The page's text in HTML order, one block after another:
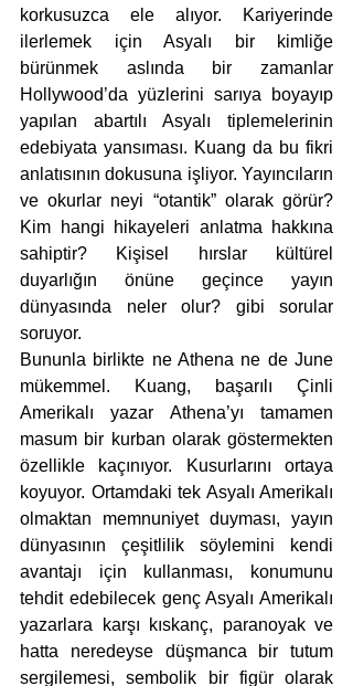
korkusuzca ele alıyor. Kariyerinde
ilerlemek için Asyalı bir kimliğe
bürünmek aslında bir zamanlar
Hollywood’da yüzlerini sarıya boyayıp
yapılan abartılı Asyalı tiplemelerinin
edebiyata yansıması. Kuang da bu fikri
anlatısının dokusuna işliyor. Yayıncıların
ve okurlar neyi “otantik” olarak görür?
Kim hangi hikayeleri anlatma hakkına
sahiptir? Kişisel hırslar kültürel
duyarlığın önüne geçince yayın
dünyasında neler olur? gibi sorular
soruyor.
Bununla birlikte ne Athena ne de June
mükemmel. Kuang, başarılı Çinli
Amerikalı yazar Athena’yı tamamen
masum bir kurban olarak göstermekten
özellikle kaçınıyor. Kusurlarını ortaya
koyuyor. Ortamdaki tek Asyalı Amerikalı
olmaktan memnuniyet duyması, yayın
dünyasının çeşitlilik söylemini kendi
avantajı için kullanması, konumunu
tehdit edebilecek genç Asyalı Amerikalı
yazarlara karşı kıskanç, paranoyak ve
hatta neredeyse düşmanca bir tutum
sergilemesi, sembolik bir figür olarak